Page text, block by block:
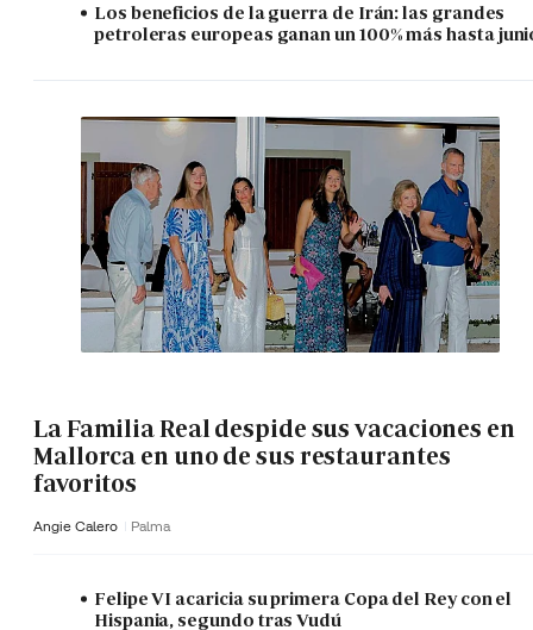
Los beneficios de la guerra de Irán: las grandes
petroleras europeas ganan un 100% más hasta
La Familia Real despide sus vacaciones en
Mallorca en uno de sus restaurantes
favoritos
Angie Calero Palma
Felipe VI acaricia su primera Copa del Rey con el
Hispania, segundo tras Vudú